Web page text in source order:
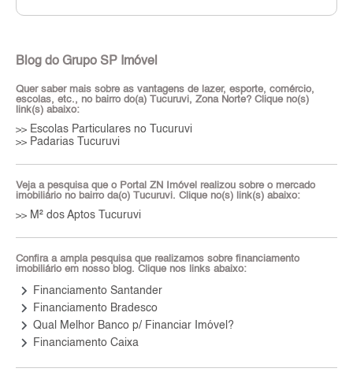
Blog do Grupo SP Imóvel
Quer saber mais sobre as vantagens de lazer, esporte, comércio,
escolas, etc., no bairro do(a) Tucuruvi, Zona Norte? Clique no(s)
link(s) abaixo:
>> Escolas Particulares no Tucuruvi
>> Padarias Tucuruvi
Veja a pesquisa que o Portal ZN Imóvel realizou sobre o mercado
imobiliário no bairro da(o) Tucuruvi. Clique no(s) link(s) abaixo:
>> M² dos Aptos Tucuruvi
Confira a ampla pesquisa que realizamos sobre financiamento
imobiliário em nosso blog. Clique nos links abaixo:
keyboard_arrow_right Financiamento Santander
keyboard_arrow_right Financiamento Bradesco
keyboard_arrow_right Qual Melhor Banco p/ Financiar Imóvel?
keyboard_arrow_right Financiamento Caixa